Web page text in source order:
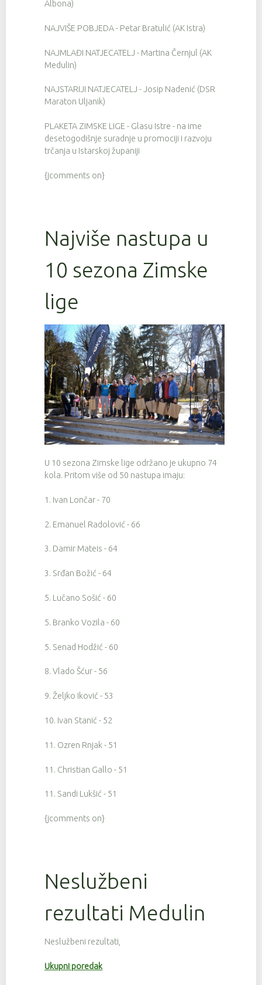
Albona)
NAJVIŠE POBJEDA - Petar Bratulić (AK Istra)
NAJMLAĐI NATJECATELJ - Martina Černjul (AK
Medulin)
NAJSTARIJI NATJECATELJ - Josip Nadenić (DSR
Maraton Uljanik)
PLAKETA ZIMSKE LIGE - Glasu Istre - na ime
desetogodišnje suradnje u promociji i razvoju
trčanja u Istarskoj županiji
{jcomments on}
Najviše nastupa u
10 sezona Zimske
lige
U 10 sezona Zimske lige održano je ukupno 74
kola. Pritom više od 50 nastupa imaju:
1. Ivan Lončar - 70
2. Emanuel Radolović - 66
3. Damir Mateis - 64
3. Srđan Božić - 64
5. Lučano Sošić - 60
5. Branko Vozila - 60
5. Senad Hodžić - 60
8. Vlado Šćur - 56
9. Željko Iković - 53
10. Ivan Stanić - 52
11. Ozren Rnjak - 51
11. Christian Gallo - 51
11. Sandi Lukšić - 51
{jcomments on}
Neslužbeni
rezultati Medulin
Neslužbeni rezultati,
Ukupni poredak